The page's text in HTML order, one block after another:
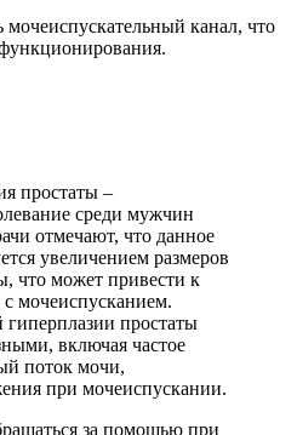
мочеиспускательный канал, что
простаты –
среди мужчин
отмечают, что данное
увеличением размеров
что может привести к
мочеиспусканием.
простаты
включая частое
поток мочи,
при мочеиспускании.
за помощью при